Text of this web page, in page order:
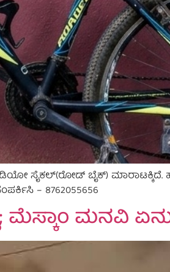
ಸೈಕಲ್(ರೋಡ್ ಬೈಕ್) ಮಾರಾಟಕ್ಕಿದೆ.
– 8762055656
ಮನವಿ ಏನು